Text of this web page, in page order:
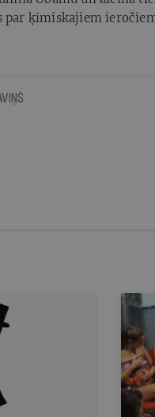
par ķīmiskajiem